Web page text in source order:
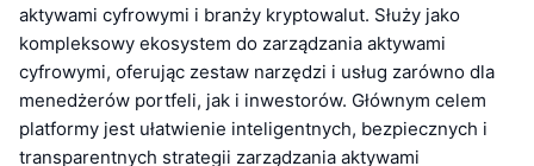
aktywami cyfrowymi i branży kryptowalut. Służy jako
kompleksowy ekosystem do zarządzania aktywami
cyfrowymi, oferując zestaw narzędzi i usług zarówno dla
menedżerów portfeli, jak i inwestorów. Głównym celem
platformy jest ułatwienie inteligentnych, bezpiecznych i
transparentnych strategii zarządzania aktywami